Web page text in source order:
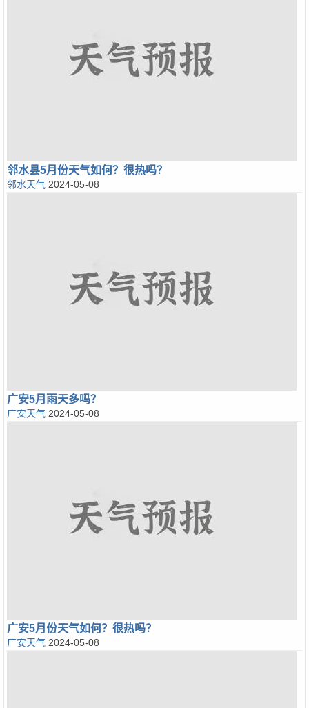
邻水县5月份天气如何？很热吗？
邻水天气 2024-05-08
广安5月雨天多吗？
广安天气 2024-05-08
广安5月份天气如何？很热吗？
广安天气 2024-05-08